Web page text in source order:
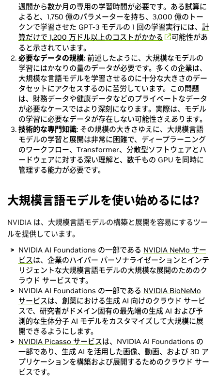
週間から数か月の専用の学習時間が必要です。ある試算に
よると、1,750 億のパラメーターを持ち、3,000 億のトー
クンで学習させた GPT-3 モデルの 1 回の学習実行には、 計
算だけで 1,200 万ドル以上のコストがかかる
可能性があ
ると示されています。
必要なデータの規模: 前述したように、大規模なモデルの
学習にはかなりの量のデータが必要です。多くの企業は、
大規模な言語モデルを学習させるのに十分な大きさのデー
タセットにアクセスするのに苦労しています。この問題
は、財務データや健康データなどのプライベートなデータ
が必要なケースではより深刻になります。実際は、モデル
の学習に必要なデータが存在しない可能性さえあります。
技術的な専門知識: その規模の大きさゆえに、大規模言語
モデルの学習と展開は非常に困難で、ディープラーニング
のワークフロー、Transformer、分散型ソフトウェアとハ​​
ードウェアに対する深い理解と、数千もの GPU を同時に
管理する能力が必要です。
大規模言語モデルを使い始めるには?
NVIDIA は、大規模言語モデルの構築と展開を容易にするツー
ルを提供しています。
NVIDIA AI Foundations の一部である NVIDIA NeMo サー
ビスは、企業のハイパー パーソナライゼーションとインテ
リジェントな大規模言語モデルの大規模な展開のためのク
ラウド サービスです。
NVIDIA AI Foundations の一部である NVIDIA BioNeMo
サービスは、創薬における生成 AI 向けのクラウド サービ
スで、研究者がドメイン固有の最先端の生成 AI および予
測的な生体分子 AI モデルをカスタマイズして大規模に展
開できるようにします。
NVIDIA Picasso サービスは、NVIDIA AI Foundations の
一部であり、生成 AI を活用した画像、動画、および 3D ア
プリケーションを構築および展開するためのクラウド サー
ビスです。